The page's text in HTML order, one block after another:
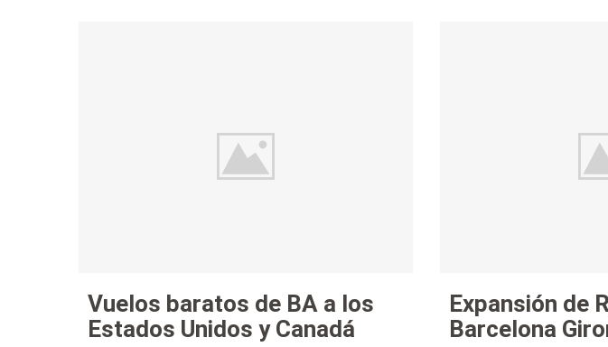
Vuelos baratos de BA a los
Estados Unidos y Canadá
Expansión de
Barcelona